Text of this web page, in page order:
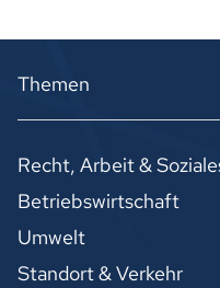
Themen
Recht, Arbeit &
Betriebswirtschaft
Umwelt
Standort & Verkehr